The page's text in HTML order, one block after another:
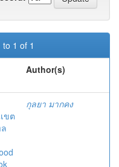
1 of 1
Author(s)
ขต
กุลยา มากคง